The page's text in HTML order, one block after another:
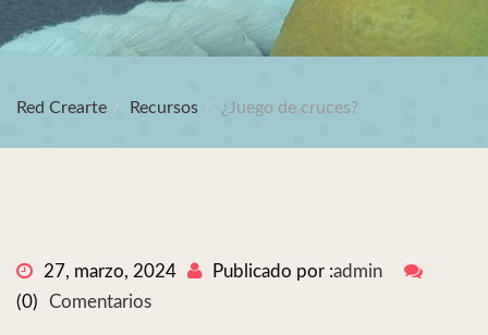
Red Crearte Recursos ¿Juego de cruces?
27, marzo, 2024 Publicado por :admin
(0)
Comentarios